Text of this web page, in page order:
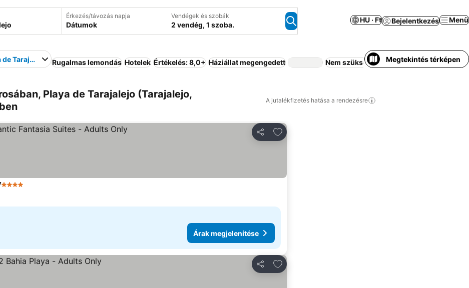
Érkezés/távozás napja
Dátumok
Vendégek és szobák
2 vendég, 1 szoba.
HU · Ft Bejelentkezés Menü
de Tarajalejo Rugalmas lemondás Hotelek Értékelés: 8,0+ Háziállat megengedett Nem szükséges előlegMegtekintés térképen
Playa de Tarajalejo (Tarajalejo,
A jutalékfizetés hatása a rendezésre
Megosztás
Hozzáadás a kedvencekhez
4 Kategória
Árak megjelenítése
Megosztás
Hozzáadás a kedvencekhez